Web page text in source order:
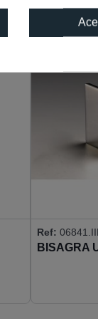
BISAGRA
Ref: